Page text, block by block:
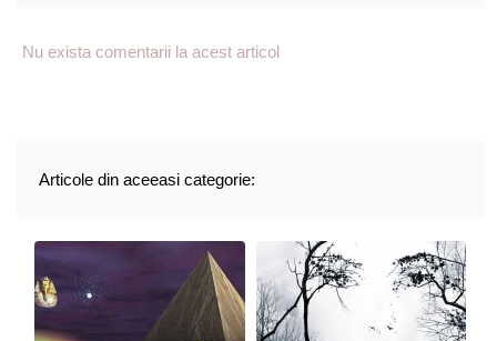
Nu exista comentarii la acest articol
Articole din aceeasi categorie: